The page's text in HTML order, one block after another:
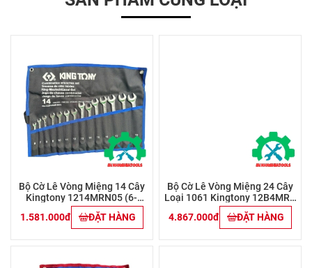
Bộ Cờ Lê Vòng Miệng 14 Cây
Kingtony 1214MRN05 (6-
19mm)
1.581.000đ ĐẶT HÀNG
Bộ Cờ Lê Vòng Miệng 24 Cây
Loại 1061 Kingtony 12B4MRN
( 6-32mm)
4.867.000đ ĐẶT HÀNG